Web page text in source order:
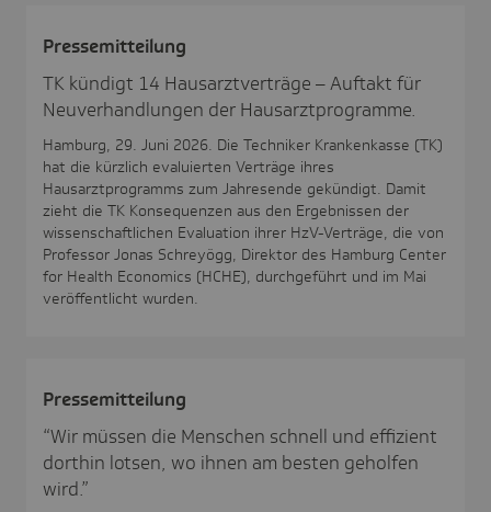
Pres­se­mit­tei­lung
TK kündigt 14 Hausarztverträge – Auftakt für
Neuverhandlungen der Hausarztprogramme.
Hamburg, 29. Juni 2026. Die Techniker Krankenkasse (TK)
hat die kürzlich evaluierten Verträge ihres
Hausarztprogramms zum Jahresende gekündigt. Damit
zieht die TK Konsequenzen aus den Ergebnissen der
wissenschaftlichen Evaluation ihrer HzV-Verträge, die von
Professor Jonas Schreyögg, Direktor des Hamburg Center
for Health Economics (HCHE), durchgeführt und im Mai
veröffentlicht wurden.
Pres­se­mit­tei­lung
“Wir müssen die Menschen schnell und effizient
dorthin lotsen, wo ihnen am besten geholfen
wird.”